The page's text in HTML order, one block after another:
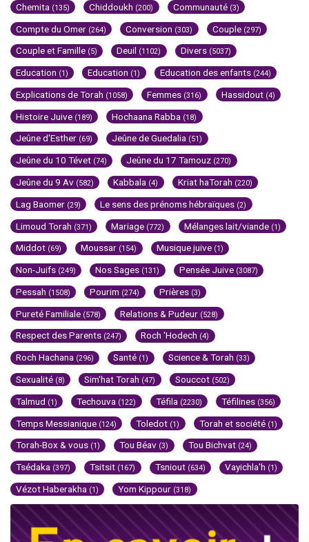
Chemita (135) Chiddoukh (200) Communauté (3)
Compte du Omer (264) Conversion (303) Couple (297)
Couple et Famille (5) Deuil (1102) Divers (5037)
Education (1) Education (1) Education des enfants (244)
Explications de Torah (1058) Femmes (316) Hassidout (4)
Histoire Juive (189) Hochaana Rabba (18)
Jeûne d'Esther (69) Jeûne de Guedalia (51)
Jeûne du 10 Tévet (74) Jeûne du 17 Tamouz (270)
Jeûne du 9 Av (582) Kabbala (4) Kriat haTorah (220)
Lag Baomer (29) Le sens des prénoms hébraïques (2)
Limoud Torah (371) Mariage (772) Mélanges lait/viande (1)
Middot (69) Moussar (154) Musique juive (1)
Non-Juifs (249) Nos Sages (131) Pensée Juive (3087)
Pessah (1508) Pourim (274) Prières (3)
Pureté Familiale (578) Relations & Pudeur (528)
Respect des Parents (247) Roch 'Hodech (4)
Roch Hachana (296) Santé (1) Science & Torah (33)
Sexualité (8) Sim'hat Torah (47) Souccot (502)
Talmud (1) Techouva (122) Téfila (2230) Téfilines (356)
Temps Messianique (124) Toledot (1) Torah et société (1)
Torah-Box & vous (1) Tou Béav (3) Tou Bichvat (24)
Tsédaka (397) Tsitsit (167) Tsniout (634) Vayichla'h (1)
Vézot Haberakha (1) Yom Kippour (318)